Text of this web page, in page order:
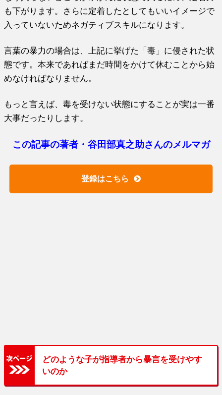
も下がります。さらに定着したとしてもいいイメージで
入っていないためネガティブスキルになります。
言葉の暴力の場合は、上記に挙げた「毒」に侵された状
態です。本来であればまだ時間をかけて休むことから始
めなければなりません。
もっと言えば、毒を受けない状態にすることが実は一番
大事だったりします。
この記事の著者・谷田部真之助さんのメルマガ
登録はこちら
どのような子が指導者から暴言を受けやす
いのか